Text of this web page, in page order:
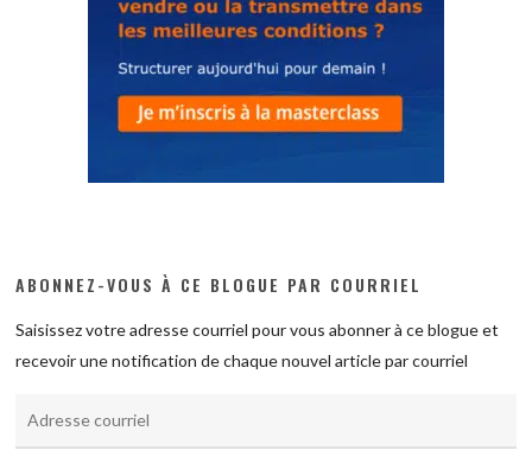
ABONNEZ-VOUS À CE BLOGUE PAR COURRIEL
Saisissez votre adresse courriel pour vous abonner à ce blogue et
recevoir une notification de chaque nouvel article par courriel